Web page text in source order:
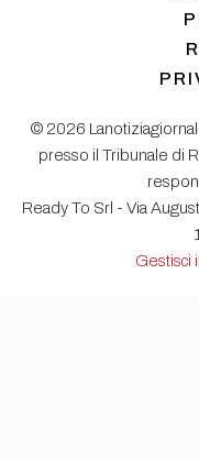
© 2026
presso il Tribunale di
Ready To Srl - Via
Gestisci